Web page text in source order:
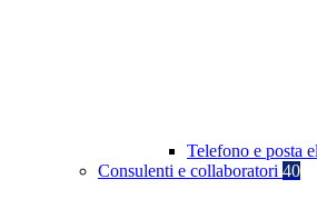
Telefono e posta
Consulenti e collaboratori 40